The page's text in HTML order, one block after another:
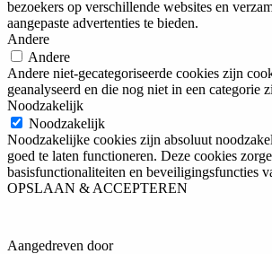
bezoekers op verschillende websites en
aangepaste advertenties te bieden.
Andere
Andere
Andere niet-gecategoriseerde cookies zijn
geanalyseerd en die nog niet in een categorie
Noodzakelijk
Noodzakelijk
Noodzakelijke cookies zijn absoluut
goed te laten functioneren. Deze cookies
basisfunctionaliteiten en beveiligingsfuncties
OPSLAAN & ACCEPTEREN
Aangedreven door